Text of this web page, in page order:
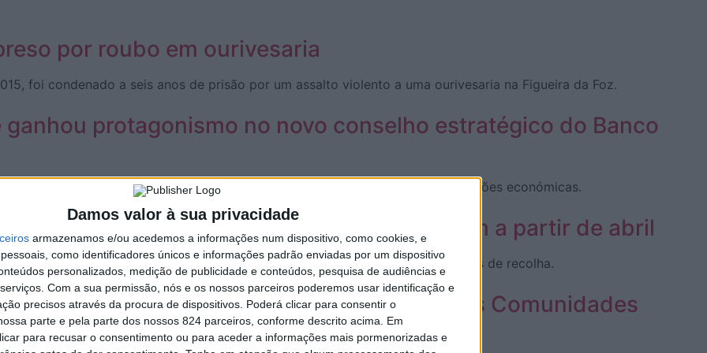
Damos valor à sua privacidade
armazenamos e/ou acedemos a informações num dispositivo, como cookies, e
como identificadores únicos e informações padrão enviadas por um dispositivo
personalizados, medição de publicidade e conteúdos, pesquisa de audiências e
Com a sua permissão, nós e os nossos parceiros poderemos usar identificação e
precisos através da procura de dispositivos. Poderá clicar para consentir o
parte e pela parte dos nossos 824 parceiros, conforme descrito acima. Em
para recusar o consentimento ou para aceder a informações mais pormenorizadas e
por roubo em ourivesaria
foi condenado a seis anos de prisão por um assalto violento a uma ourivesaria na Figueira da Foz.
protagonismo no novo conselho estratégico do Banco
do Banco de Fomento, reforçando a influência da indústria nas decisões económicas.
vai funcionar o novo sistema de reciclagem a partir de abril
10 cêntimos ao devolver garrafas de plástico e latas de bebidas em pontos de recolha.
para adjunto na secretaria de Estado das Comunidades